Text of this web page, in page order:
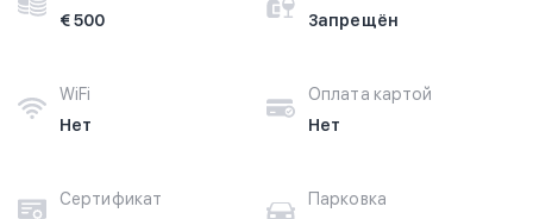
€ 500
Запрещён
WiFi
Нет
Оплата картой
Нет
Сертификат
Парковка